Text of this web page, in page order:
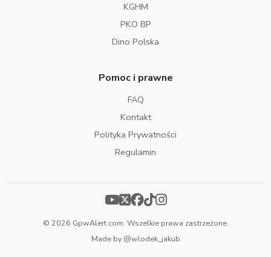
KGHM
PKO BP
Dino Polska
Pomoc i prawne
FAQ
Kontakt
Polityka Prywatności
Regulamin
© 2026 GpwAlert.com. Wszelkie prawa zastrzeżone.
Made by@wlodek_jakub